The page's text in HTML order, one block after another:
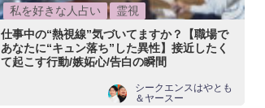
私を好きな人占い
霊視
仕事中の“熱視線”気づいてますか？【職場で
あなたに“キュン落ち”した異性】接近したく
て起こす行動/嫉妬心/告白の瞬間
シークエンスはやとも
＆ヤースー